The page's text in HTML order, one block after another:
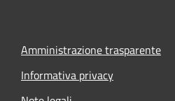
Amministrazione trasparente
Informativa privacy